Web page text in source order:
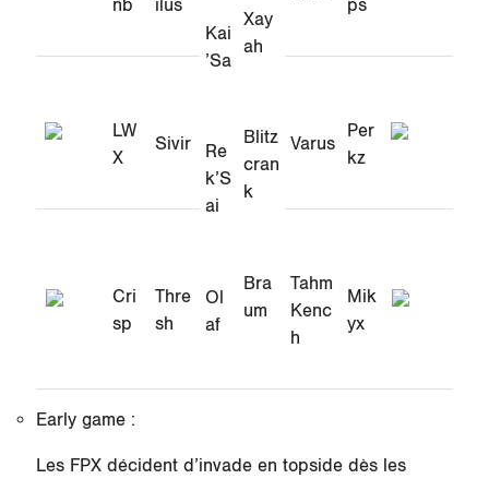
Kai
’Sa
Re
k’S
ai
Ol
af
Xay
ah
Blitz
cran
k
Bra
um
nb
ilus
ps
LW
X
Sivir Varus
Per
kz
Cri
sp
Thre
sh
Tahm
Kenc
h
Mik
yx
Early game :
Les FPX décident d’invade en topside dès les